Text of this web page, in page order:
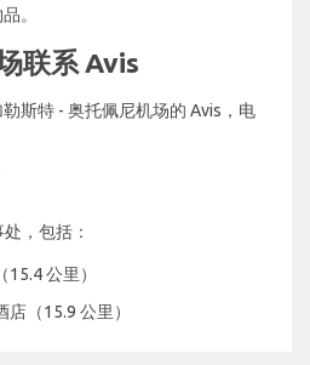
。
联系 Avis
斯特 - 奥托佩尼机场的 Avis，电
，包括：
公里）
（15.9 公里）